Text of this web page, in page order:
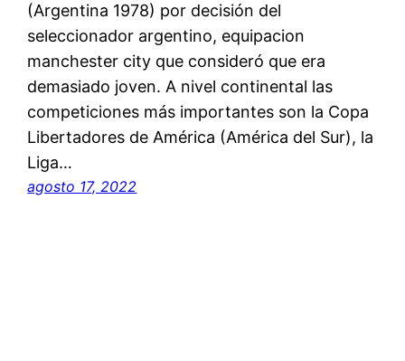
(Argentina 1978) por decisión del
seleccionador argentino, equipacion
manchester city que consideró que era
demasiado joven. A nivel continental las
competiciones más importantes son la Copa
Libertadores de América (América del Sur), la
Liga…
agosto 17, 2022